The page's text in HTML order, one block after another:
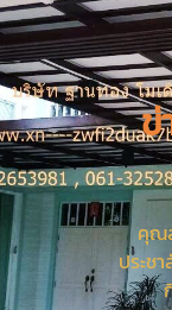
ข่
คุณ
ประช